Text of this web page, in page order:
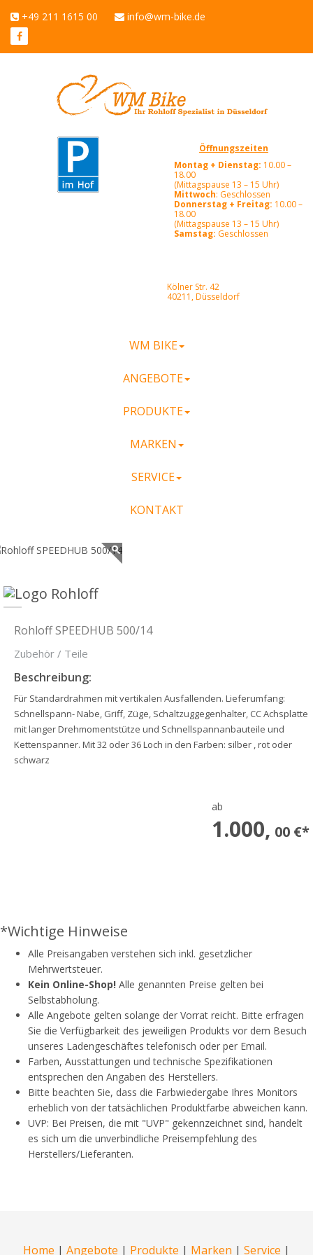
+49 211 1615 00 info@wm-bike.de
Öffnungszeiten
Montag + Dienstag: 10.00 –
18.00
(Mittagspause 13 – 15 Uhr)
Mittwoch: Geschlossen
Donnerstag + Freitag: 10.00 –
18.00
(Mittagspause 13 – 15 Uhr)
Samstag: Geschlossen
Kölner Str. 42
40211, Düsseldorf
WM BIKE
ANGEBOTE
PRODUKTE
MARKEN
SERVICE
KONTAKT
Rohloff SPEEDHUB 500/14
Zubehör / Teile
Beschreibung:
Für Standardrahmen mit vertikalen Ausfallenden. Lieferumfang:
Schnellspann- Nabe, Griff, Züge, Schaltzuggegenhalter, CC Achsplatte
mit langer Drehmomentstütze und Schnellspannanbauteile und
Kettenspanner. Mit 32 oder 36 Loch in den Farben: silber , rot oder
schwarz
ab
1.000, 00 €*
*Wichtige Hinweise
Alle Preisangaben verstehen sich inkl. gesetzlicher
Mehrwertsteuer.
Kein Online-Shop! Alle genannten Preise gelten bei
Selbstabholung.
Alle Angebote gelten solange der Vorrat reicht. Bitte erfragen
Sie die Verfügbarkeit des jeweiligen Produkts vor dem Besuch
unseres Ladengeschäftes telefonisch oder per Email.
Farben, Ausstattungen und technische Spezifikationen
entsprechen den Angaben des Herstellers.
Bitte beachten Sie, dass die Farbwiedergabe Ihres Monitors
erheblich von der tatsächlichen Produktfarbe abweichen kann.
UVP: Bei Preisen, die mit "UVP" gekennzeichnet sind, handelt
es sich um die unverbindliche Preisempfehlung des
Herstellers/Lieferanten.
Home | Angebote | Produkte | Marken | Service |